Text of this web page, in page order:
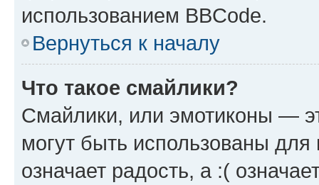
использованием BBCode.
Вернуться к началу
Что такое смайлики?
Смайлики, или эмотиконы —
могут быть использованы
означает радость, а :(